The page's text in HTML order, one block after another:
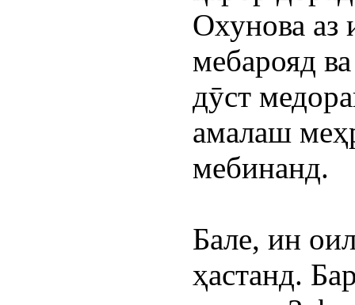
Охунова аз
мебарояд
дӯст
амалаш
мебинанд.
Бале, ин
ҳастанд.